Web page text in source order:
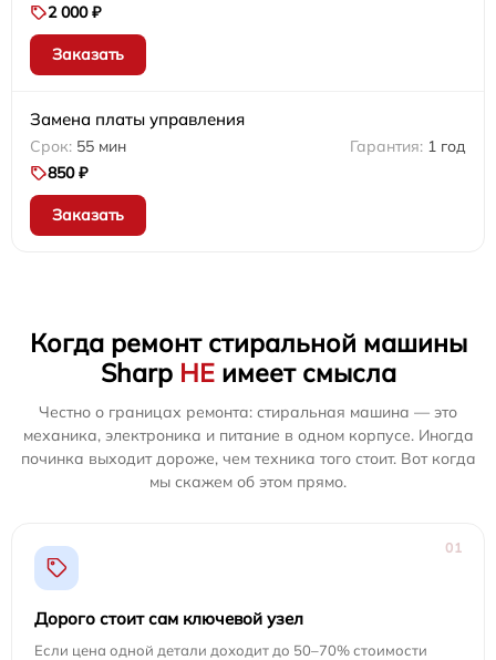
2 000 ₽
Заказать
Замена платы управления
55 мин
1 год
850 ₽
Заказать
Когда ремонт стиральной машины
Sharp НЕимеет смысла
Честно о границах ремонта: стиральная машина — это
механика, электроника и питание в одном корпусе. Иногда
починка выходит дороже, чем техника того стоит. Вот когда
мы скажем об этом прямо.
01
Дорого стоит сам ключевой узел
Если цена одной детали доходит до 50–70% стоимости